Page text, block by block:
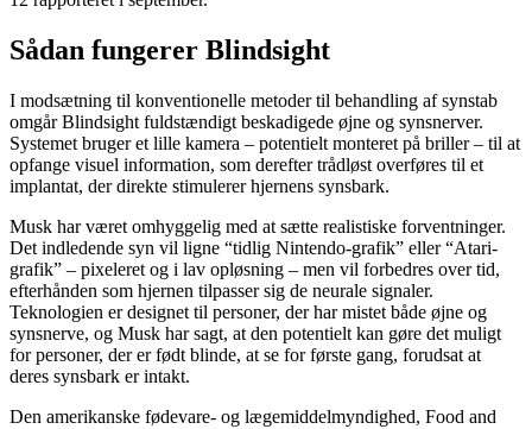
Sådan fungerer Blindsight
I modsætning til konventionelle metoder til behandling af synstab
omgår Blindsight fuldstændigt beskadigede øjne og synsnerver.
Systemet bruger et lille kamera – potentielt monteret på briller – til at
opfange visuel information, som derefter trådløst overføres til et
implantat, der direkte stimulerer hjernens synsbark.
Musk har været omhyggelig med at sætte realistiske forventninger.
Det indledende syn vil ligne “tidlig Nintendo-grafik” eller “Atari-
grafik” – pixeleret og i lav opløsning – men vil forbedres over tid,
efterhånden som hjernen tilpasser sig de neurale signaler.
Teknologien er designet til personer, der har mistet både øjne og
synsnerve, og Musk har sagt, at den potentielt kan gøre det muligt
for personer, der er født blinde, at se for første gang, forudsat at
deres synsbark er intakt.
Den amerikanske fødevare- og lægemiddelmyndighed, Food and